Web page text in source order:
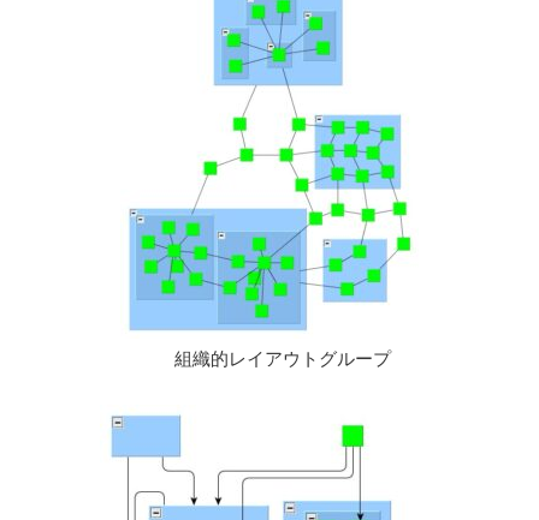
組織的レイアウトグループ